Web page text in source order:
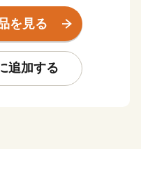
す。由緒ある枝肉共励
を代表する特産物で
を見る
追加する